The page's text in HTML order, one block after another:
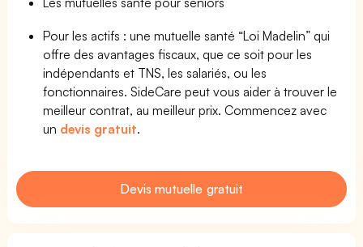
Pour les actifs : une mutuelle santé “Loi Madelin” qui
offre des avantages fiscaux, que ce soit pour les
indépendants et TNS, les salariés, ou les
fonctionnaires. SideCare peut vous aider à trouver le
meilleur contrat, au meilleur prix. Commencez avec
un devis gratuit.
Devis mutuelle gratuit